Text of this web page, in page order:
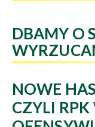
DBAMY O
NOWE
CZYLI RPK